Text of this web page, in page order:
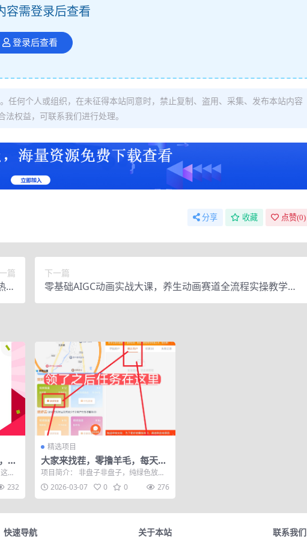
容需登录后查看
登录后查看
任何个人或组织，在未征得本站同意时，禁止复制、盗用、采集、发布本站内容
权益，可联系我们进行处理。
分享 收藏 点赞(0)
篇
门
入
下一篇
零基础AIGC动画实战大课，养生动画赛道全流程实操教学，
账号搭建+数字人IP+批量成片+爆款运营纯干货教程
教
个
232
精选项目
大家来找茬，零撸羊毛，每天稳
定零撸4.8元
项目简介： 非盘子非盘子，纯绿色放心
做，美团做单，淘宝闪购提米。 准备好3
个AP...2026-03-07 0 0 276
快速导航 关于本站 联系我们